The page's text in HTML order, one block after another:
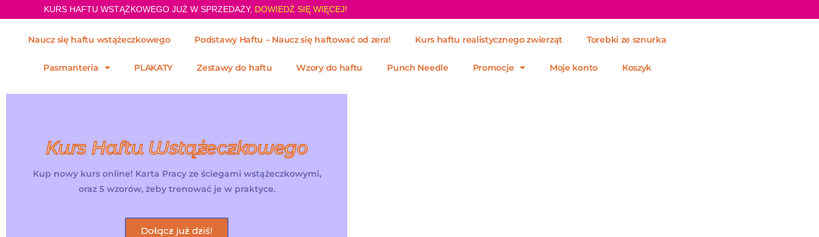
KURS HAFTU WSTĄŻKOWEGO JUŻ W SPRZEDAŻY, DOWIEDŹ SIĘ WIĘCEJ!
Naucz się haftu wstążeczkowego Podstawy Haftu – Naucz się haftować od zera! Kurs haftu realistycznego zwierząt Torebki ze sznurka
Pasmanteria PLAKATY Zestawy do haftu Wzory do haftu Punch Needle Promocje Moje konto Koszyk
Kurs Haftu Wstążeczkowego
Kup nowy kurs online! Karta Pracy ze ściegami wstążeczkowymi,
oraz 5 wzorów, żeby trenować je w praktyce.
Dołącz już dziś!